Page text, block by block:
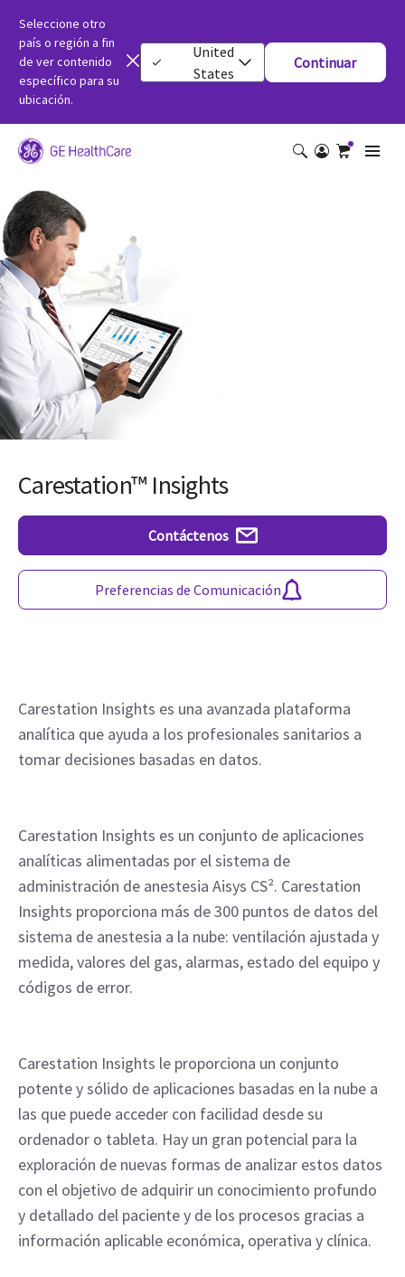
Seleccione otro
país o región a fin
de ver contenido
específico para su
ubicación.
United
States
Continuar
Carestation™ Insights
Contáctenos
Preferencias de Comunicación
Carestation Insights es una avanzada plataforma
analítica que ayuda a los profesionales sanitarios a
tomar decisiones basadas en datos.
Carestation Insights es un conjunto de aplicaciones
analíticas alimentadas por el sistema de
administración de anestesia Aisys CS². Carestation
Insights proporciona más de 300 puntos de datos del
sistema de anestesia a la nube: ventilación ajustada y
medida, valores del gas, alarmas, estado del equipo y
códigos de error.
Carestation Insights le proporciona un conjunto
potente y sólido de aplicaciones basadas en la nube a
las que puede acceder con facilidad desde su
ordenador o tableta. Hay un gran potencial para la
exploración de nuevas formas de analizar estos datos
con el objetivo de adquirir un conocimiento profundo
y detallado del paciente y de los procesos gracias a
información aplicable económica, operativa y clínica.